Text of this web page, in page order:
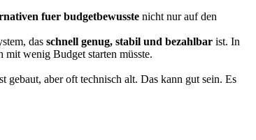
fuer budgetbewusste nicht nur auf den
das schnell genug, stabil und bezahlbar ist. In
wenig Budget starten müsste.
aber oft technisch alt. Das kann gut sein. Es